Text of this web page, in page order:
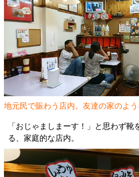
地元民で賑わう店内。友達の家のよ
「おじゃましまーす！」と思わず靴
る、家庭的な店内。